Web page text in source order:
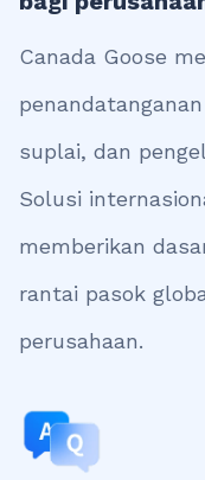
Canada Goose
suplai, dan
Solusi
memberikan
rantai pasok
perusahaan.